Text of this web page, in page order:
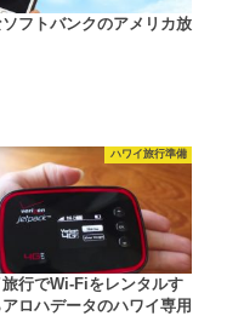
フトバンクのアメリカ放
ハワイ旅行準備
行でWi-Fiをレンタルす
ロハデータのハワイ専用